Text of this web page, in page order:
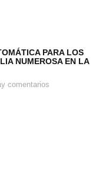
PARA LOS
NUMEROSA EN LA
comentarios